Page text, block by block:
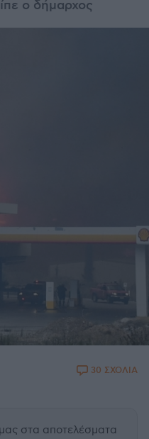
ο δήμαρχος
30 ΣΧΟΛΙΑ
στα αποτελέσματα